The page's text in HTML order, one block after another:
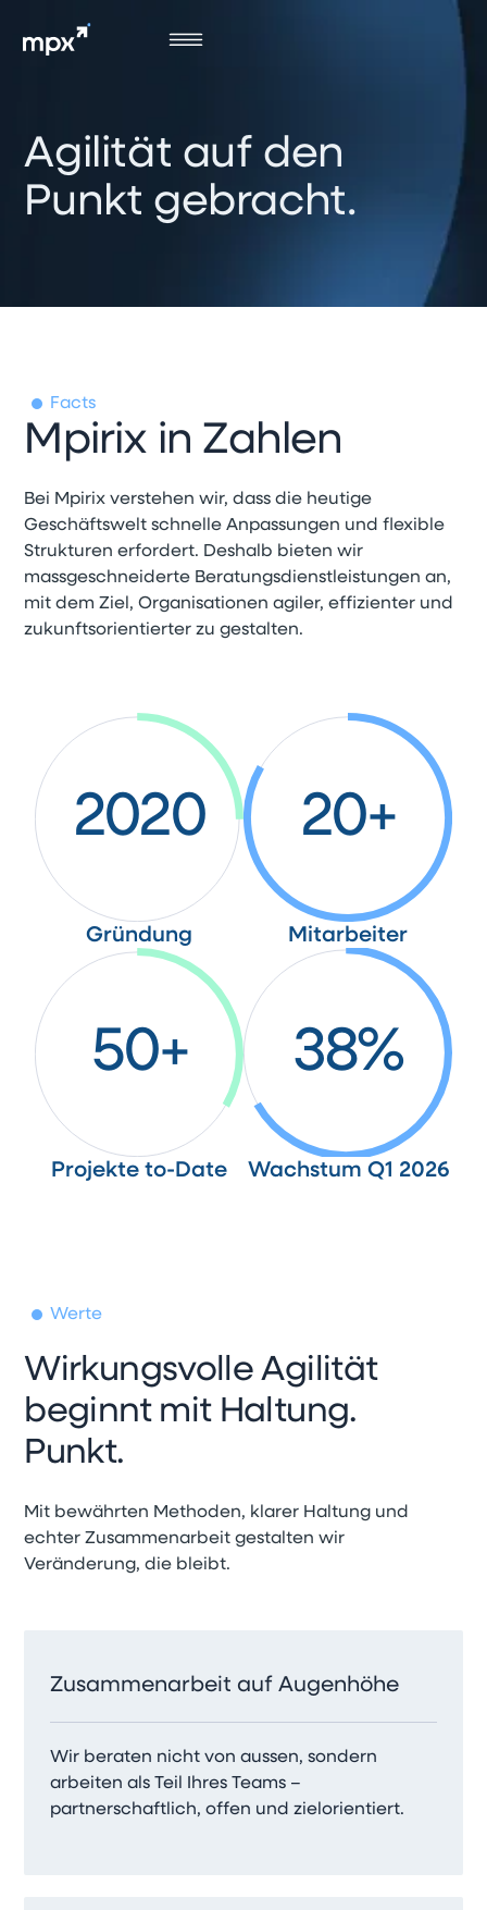
Agilität auf den
Punkt gebracht.
Facts
Mpirix in Zahlen
Bei Mpirix verstehen wir, dass die heutige
Geschäftswelt schnelle Anpassungen und flexible
Strukturen erfordert. Deshalb bieten wir
massgeschneiderte Beratungsdienstleistungen an,
mit dem Ziel, Organisationen agiler, effizienter und
zukunftsorientierter zu gestalten.
2020
Gründung
20+
Mitarbeiter
50+
Projekte to-Date
38%
Wachstum Q1 2026
Werte
Wirkungsvolle Agilität
beginnt mit Haltung.
Punkt.
Mit bewährten Methoden, klarer Haltung und
echter Zusammenarbeit gestalten wir
Veränderung, die bleibt.
Zusammenarbeit auf Augenhöhe
Wir beraten nicht von aussen, sondern
arbeiten als Teil Ihres Teams –
partnerschaftlich, offen und zielorientiert.